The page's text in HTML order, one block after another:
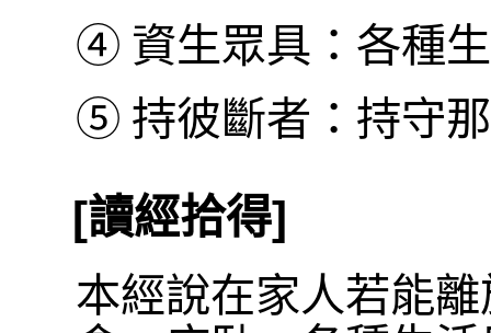
④ 資生眾具：各種
⑤ 持彼斷者：持守
[讀經拾得]
本經說在家人若能